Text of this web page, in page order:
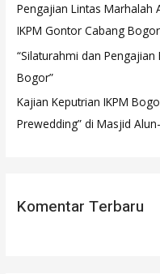
Pengajian Lintas
IKPM Gontor Cabang Bogor
“Silaturahmi dan
Bogor”
Kajian Keputrian IKPM
Prewedding” di Masjid
Komentar Terbaru